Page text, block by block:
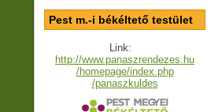
Pest m.-i békéltető testület
Link:
http://www.panaszrendezes.hu
/homepage/index.php
/panaszkuldes